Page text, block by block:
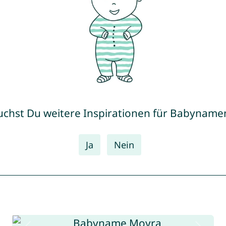
Du weitere Inspirationen für
Ja Nein